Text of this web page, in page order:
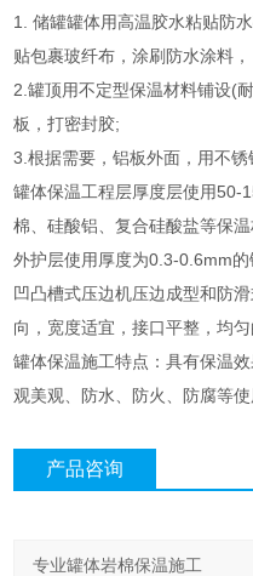
1. 储罐罐体用高温胶水粘贴防
贴包裹玻纤布，涂刷防水涂料
2.罐顶用不定型保温材料铺设(
板，打密封胶;
3.根据需要，铝板外面，用不锈
罐体保温工程层厚度层使用50-
棉、硅酸铝、复合硅酸盐等保
外护层使用厚度为0.3-0.6mm
凹凸槽式压边机压边成型和防
向，宽度适宜，接口平整，均匀
罐体保温施工特点：具有保温
观美观、防水、防火、防腐等
产品咨询